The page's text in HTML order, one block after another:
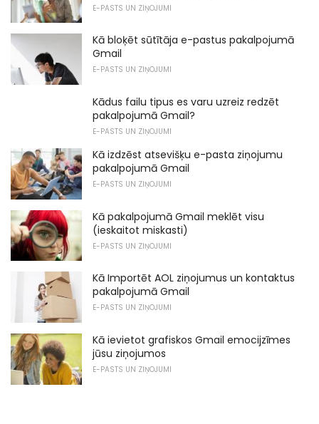
E-PASTS UN ZIŅOJUMI
Kā bloķēt sūtītāja e-pastus pakalpojumā
Gmail
E-PASTS UN ZIŅOJUMI
Kādus failu tipus es varu uzreiz redzēt
pakalpojumā Gmail?
E-PASTS UN ZIŅOJUMI
Kā izdzēst atsevišķu e-pasta ziņojumu
pakalpojumā Gmail
E-PASTS UN ZIŅOJUMI
Kā pakalpojumā Gmail meklēt visu
(ieskaitot miskasti)
E-PASTS UN ZIŅOJUMI
Kā Importēt AOL ziņojumus un kontaktus
pakalpojumā Gmail
E-PASTS UN ZIŅOJUMI
Kā ievietot grafiskos Gmail emocijzīmes
jūsu ziņojumos
E-PASTS UN ZIŅOJUMI